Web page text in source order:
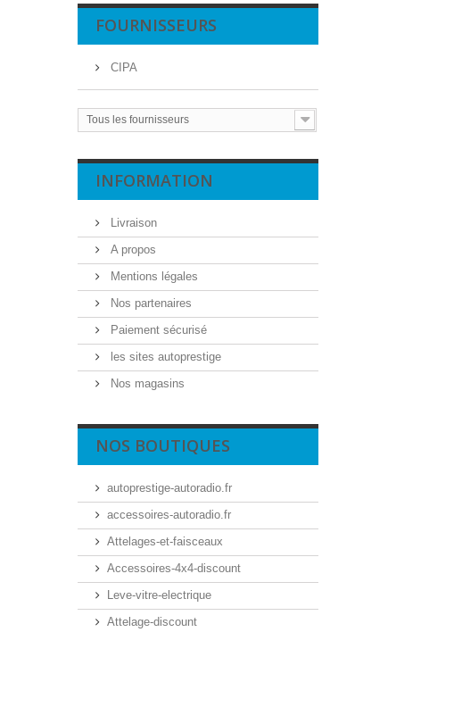
FOURNISSEURS
CIPA
Tous les fournisseurs
INFORMATION
Livraison
A propos
Mentions légales
Nos partenaires
Paiement sécurisé
les sites autoprestige
Nos magasins
NOS BOUTIQUES
autoprestige-autoradio.fr
accessoires-autoradio.fr
Attelages-et-faisceaux
Accessoires-4x4-discount
Leve-vitre-electrique
Attelage-discount